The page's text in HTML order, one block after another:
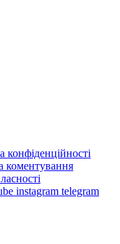
конфіденційності
коментування
instagram telegram